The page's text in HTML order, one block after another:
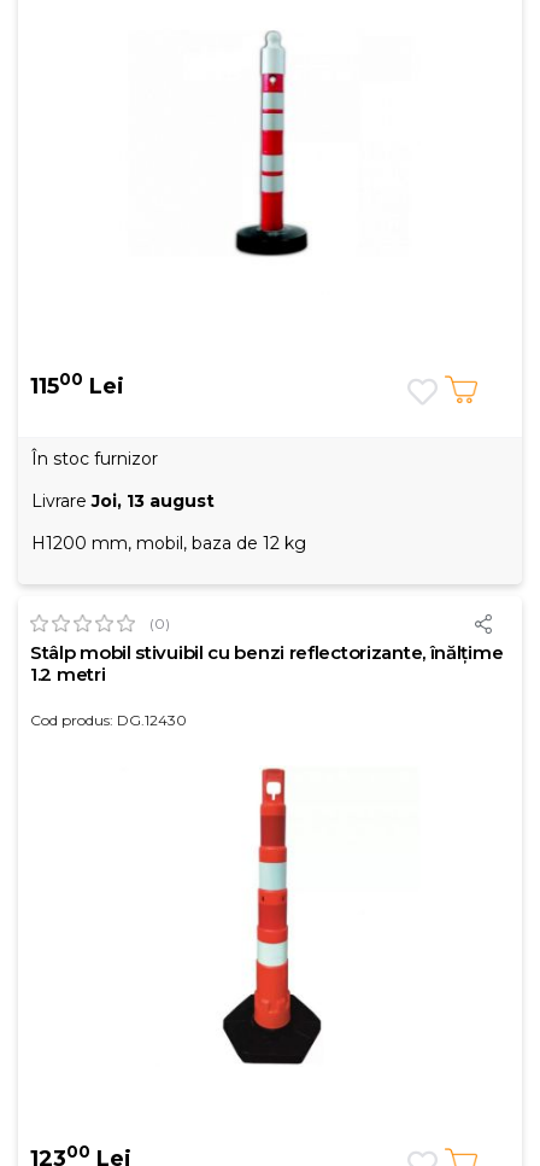
11500 Lei
În stoc furnizor
LivrareJoi, 13 august
H1200 mm, mobil, baza de 12 kg
(0)
Stâlp mobil stivuibil cu benzi reflectorizante, înălțime
1.2 metri
Cod produs: DG.12430
12300 Lei